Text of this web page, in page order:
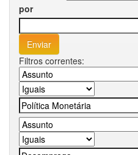
por
Filtros correntes: